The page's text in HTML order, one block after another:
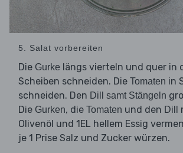
5. Salat vorbereiten
Die Gurke längs vierteln und quer in
Scheiben schneiden. Die Tomaten in
schneiden. Den Dill samt Stängeln
Die Gurken, die Tomaten und den Dill
Olivenöl und 1EL hellem Essig
je 1 Prise Salz und Zucker würzen.